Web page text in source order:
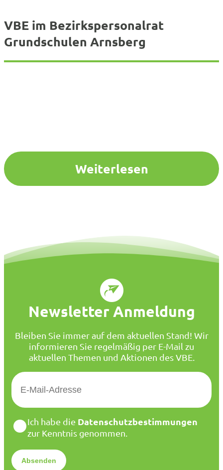
VBE im Bezirkspersonalrat
Grundschulen Arnsberg
Weiterlesen
Newsletter Anmeldung
Bleiben Sie immer auf dem aktuellen Stand! Wir
informieren Sie regelmäßig per E-Mail zu
aktuellen Themen und Aktionen des VBE.
E
M
*
D
a
e
n
Ich habe die Datenschutzbestimmungen
zur Kenntnis genommen.